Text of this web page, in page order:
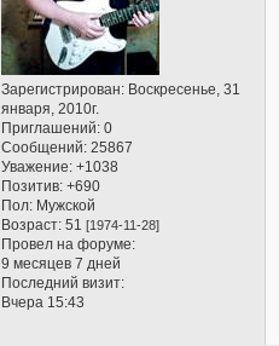
Зарегистрирован: Воскресенье, 31
января, 2010г.
Приглашений: 0
Сообщений: 25867
Уважение: +1038
Позитив: +690
Пол: Мужской
Возраст: 51[1974-11-28]
Провел на форуме:
9 месяцев 7 дней
Последний визит:
Вчера 15:43